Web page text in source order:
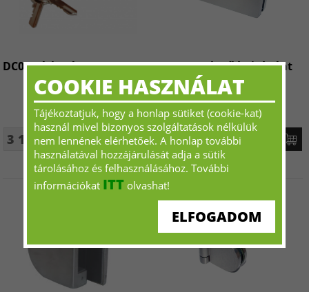
DC02 Zárbetét
3 120 Ft+ÁFA - tól
FH400R Felnyíló ajtópánt
12 015 Ft+ÁFA - tól
COOKIE HASZNÁLAT
Tájékoztatjuk, hogy a honlap sütiket (cookie-kat)
használ mivel bizonyos szolgáltatások nélkülük
nem lennének elérhetőek. A honlap további
használatával hozzájárulását adja a sütik
tárolásához és felhasználásához. További
információkat ITT olvashat!
ELFOGADOM